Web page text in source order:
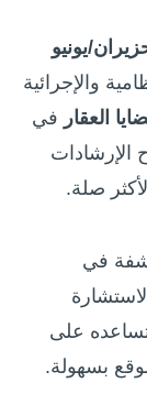
هذا المحتوى القانوني بتاريخ 9 حزيران/يونيو
والإجرائية
العقار في
الإرشادات
صلة.
في
تساعده على
بسهولة.